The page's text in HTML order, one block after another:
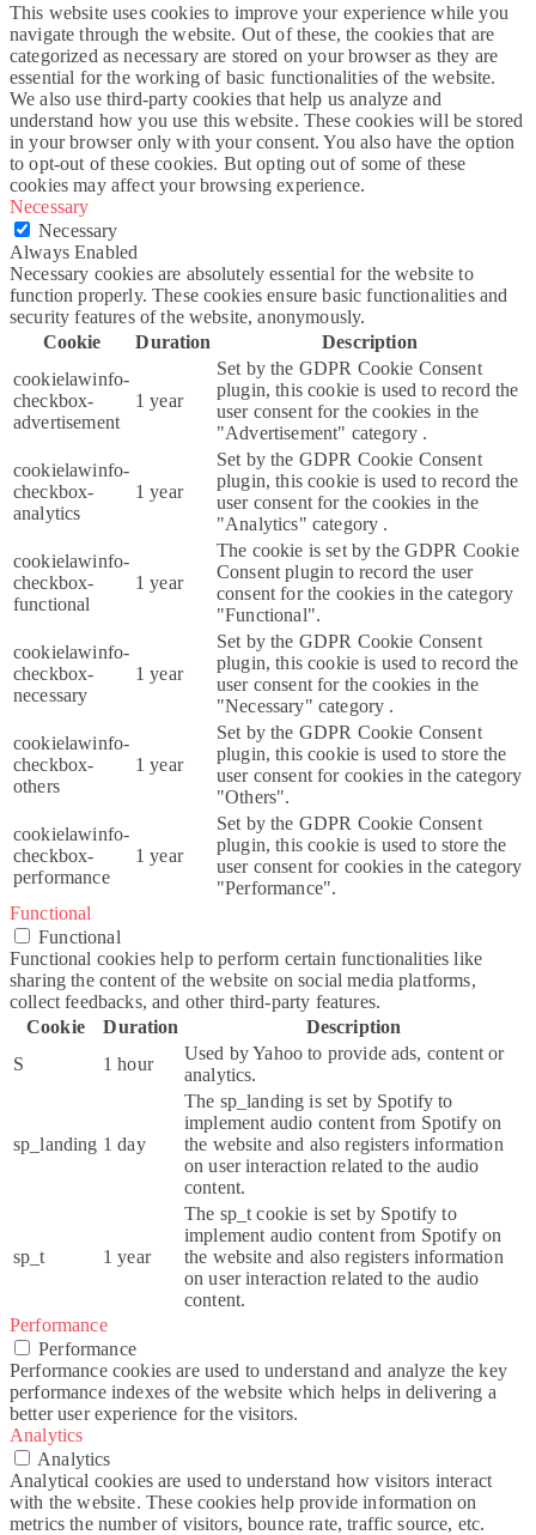
This website uses cookies to improve your experience while you
navigate through the website. Out of these, the cookies that are
categorized as necessary are stored on your browser as they are
essential for the working of basic functionalities of the website.
We also use third-party cookies that help us analyze and
understand how you use this website. These cookies will be stored
in your browser only with your consent. You also have the option
to opt-out of these cookies. But opting out of some of these
cookies may affect your browsing experience.
Necessary
Necessary
Always Enabled
Necessary cookies are absolutely essential for the website to
function properly. These cookies ensure basic functionalities and
security features of the website, anonymously.
Cookie
Duration
Description
cookielawinfo-
checkbox-
advertisement
1 year
Set by the GDPR Cookie Consent
plugin, this cookie is used to record the
user consent for the cookies in the
"Advertisement" category .
cookielawinfo-
checkbox-
analytics
1 year
Set by the GDPR Cookie Consent
plugin, this cookie is used to record the
user consent for the cookies in the
"Analytics" category .
cookielawinfo-
checkbox-
functional
1 year
The cookie is set by the GDPR Cookie
Consent plugin to record the user
consent for the cookies in the category
"Functional".
cookielawinfo-
checkbox-
necessary
1 year
Set by the GDPR Cookie Consent
plugin, this cookie is used to record the
user consent for the cookies in the
"Necessary" category .
cookielawinfo-
checkbox-
others
1 year
Set by the GDPR Cookie Consent
plugin, this cookie is used to store the
user consent for cookies in the category
"Others".
cookielawinfo-
checkbox-
performance
1 year
Set by the GDPR Cookie Consent
plugin, this cookie is used to store the
user consent for cookies in the category
"Performance".
Functional
Functional
Functional cookies help to perform certain functionalities like
sharing the content of the website on social media platforms,
collect feedbacks, and other third-party features.
Cookie
Duration
Description
S
1 hour
Used by Yahoo to provide ads, content or
analytics.
sp_landing 1 day
The sp_landing is set by Spotify to
implement audio content from Spotify on
the website and also registers information
on user interaction related to the audio
content.
sp_t 1 year
The sp_t cookie is set by Spotify to
implement audio content from Spotify on
the website and also registers information
on user interaction related to the audio
content.
Performance
Performance
Performance cookies are used to understand and analyze the key
performance indexes of the website which helps in delivering a
better user experience for the visitors.
Analytics
Analytics
Analytical cookies are used to understand how visitors interact
with the website. These cookies help provide information on
metrics the number of visitors, bounce rate, traffic source, etc.